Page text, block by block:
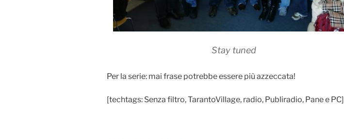
Stay tuned
Per la serie: mai frase potrebbe essere più azzeccata!
[techtags: Senza filtro, TarantoVillage, radio, Publiradio, Pane e PC]